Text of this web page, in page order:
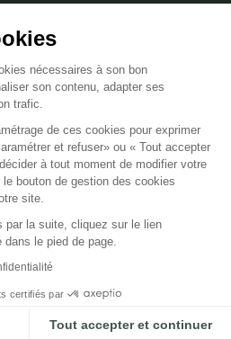
nécessaires à son bon
son contenu, adapter ses
trafic.
de ces cookies pour exprimer
et refuser» ou « Tout accepter
à tout moment de modifier votre
bouton de gestion des cookies
site.
par la suite, cliquez sur le lien
le pied de page.
certifiés par
Tout accepter et continuer